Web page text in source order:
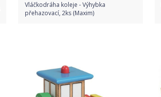
Vláčkodráha koleje - Výhybka
přehazovací, 2ks (Maxim)